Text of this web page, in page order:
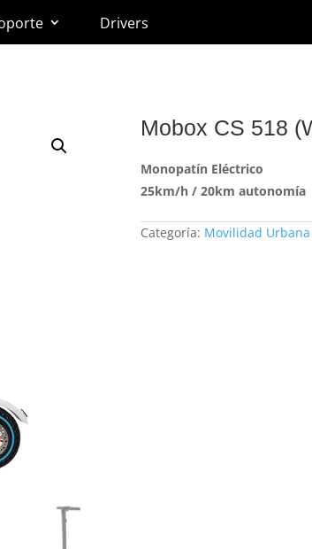
Drivers
Mobox CS 518
Monopatín Eléctrico
25km/h / 20km autonomía
Categoría: Movilidad Urbana